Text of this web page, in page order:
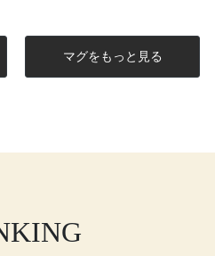
マグをもっと見る